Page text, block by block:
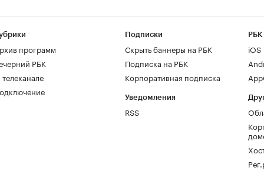
программ
РБК
Подписки
Скрыть баннеры на РБК
Подписка на РБК
Корпоративная подписка
Уведомления
RSS
РБК
iOS